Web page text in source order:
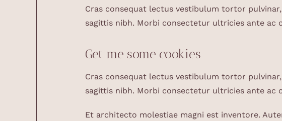
Cras consequat lectus vestibulum tortor
sagittis nibh. Morbi consectetur ultricies ante ac
Get me some cookies
Cras consequat lectus vestibulum tortor
sagittis nibh. Morbi consectetur ultricies ante ac
Et architecto molestiae magni est inventore.